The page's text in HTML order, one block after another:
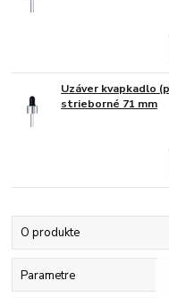
Uzáver kvapkadlo
strieborné 71 mm
O produkte
Parametre